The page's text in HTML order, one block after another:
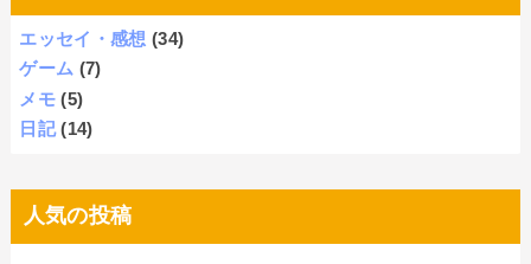
エッセイ・感想 (34)
ゲーム (7)
メモ (5)
日記 (14)
人気の投稿